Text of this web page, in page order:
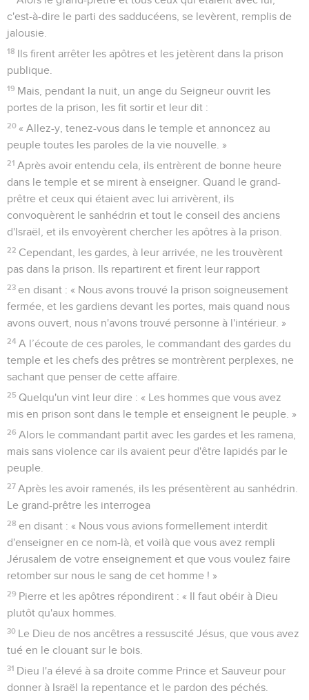
c'est-à-dire le parti des sadducéens, se levèrent, remplis de
jalousie.
18 Ils firent arrêter les apôtres et les jetèrent dans la prison
publique.
19 Mais, pendant la nuit, un ange du Seigneur ouvrit les
portes de la prison, les fit sortir et leur dit :
20 « Allez-y, tenez-vous dans le temple et annoncez au
peuple toutes les paroles de la vie nouvelle. »
21 Après avoir entendu cela, ils entrèrent de bonne heure
dans le temple et se mirent à enseigner. Quand le grand-
prêtre et ceux qui étaient avec lui arrivèrent, ils
convoquèrent le sanhédrin et tout le conseil des anciens
d'Israël, et ils envoyèrent chercher les apôtres à la prison.
22 Cependant, les gardes, à leur arrivée, ne les trouvèrent
pas dans la prison. Ils repartirent et firent leur rapport
23 en disant : « Nous avons trouvé la prison soigneusement
fermée, et les gardiens devant les portes, mais quand nous
avons ouvert, nous n'avons trouvé personne à l'intérieur. »
24 A l’écoute de ces paroles, le commandant des gardes du
temple et les chefs des prêtres se montrèrent perplexes, ne
sachant que penser de cette affaire.
25 Quelqu'un vint leur dire : « Les hommes que vous avez
mis en prison sont dans le temple et enseignent le peuple. »
26 Alors le commandant partit avec les gardes et les ramena,
mais sans violence car ils avaient peur d'être lapidés par le
peuple.
27 Après les avoir ramenés, ils les présentèrent au sanhédrin.
Le grand-prêtre les interrogea
28 en disant : « Nous vous avions formellement interdit
d'enseigner en ce nom-là, et voilà que vous avez rempli
Jérusalem de votre enseignement et que vous voulez faire
retomber sur nous le sang de cet homme ! »
29 Pierre et les apôtres répondirent : « Il faut obéir à Dieu
plutôt qu'aux hommes.
30 Le Dieu de nos ancêtres a ressuscité Jésus, que vous avez
tué en le clouant sur le bois.
31 Dieu l'a élevé à sa droite comme Prince et Sauveur pour
donner à Israël la repentance et le pardon des péchés.